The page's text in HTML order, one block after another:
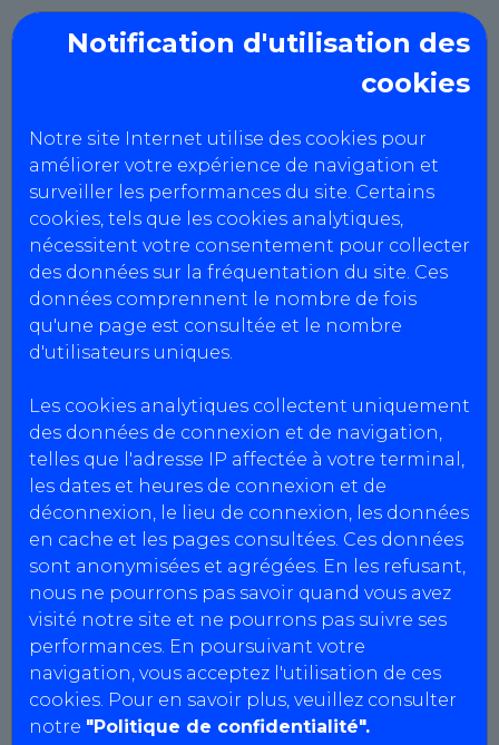
Notification d'utilisation des
cookies
Notre site Internet utilise des cookies pour
améliorer votre expérience de navigation et
surveiller les performances du site. Certains
cookies, tels que les cookies analytiques,
nécessitent votre consentement pour collecter
des données sur la fréquentation du site. Ces
données comprennent le nombre de fois
qu'une page est consultée et le nombre
d'utilisateurs uniques.
Les cookies analytiques collectent uniquement
des données de connexion et de navigation,
telles que l'adresse IP affectée à votre terminal,
les dates et heures de connexion et de
déconnexion, le lieu de connexion, les données
en cache et les pages consultées. Ces données
sont anonymisées et agrégées. En les refusant,
nous ne pourrons pas savoir quand vous avez
visité notre site et ne pourrons pas suivre ses
performances. En poursuivant votre
navigation, vous acceptez l'utilisation de ces
cookies. Pour en savoir plus, veuillez consulter
notre "Politique de confidentialité".
A53 - ST BERTHEVIN
Cookies et technologies
similaires
La politique d’utilisation des cookies
Qu’est-ce que les cookies et comment les gérer
? Lors de la consultation du site, des
ainsi enregistrées dans des fichiers « cookies »
installés sur votre terminal, sous réserve de
votre consentement lors de votre première
consultation du site (bannière cookies). Vos
paramétrages concernant les cookies peuvent
être modifiés à tout moment dans les
conditions décrites ci-dessous. Un cookie est
un petit fichier texte transféré sur votre
ordinateur, smartphone ou tablette par le biais
de votre navigateur Internet. Temporaires
(cookies de session) ou permanents, les cookies
sont enregistrés sur le disque dur de votre
terminal lorsque vous visitez notre site, afin de